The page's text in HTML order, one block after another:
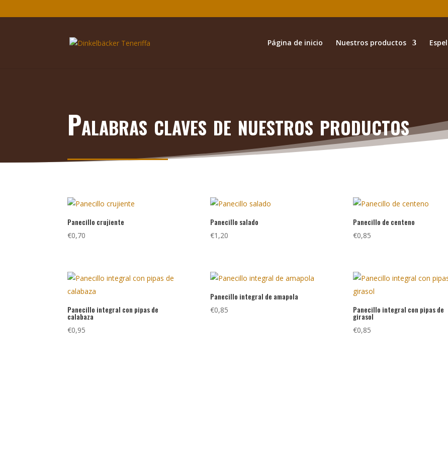
Página de inicio Nuestros productos
Palabras claves de nuestros productos
Panecillo crujiente
€0,70
Panecillo salado
€1,20
Panecillo de centeno
€0,85
Panecillo integral con pipas de
calabaza
€0,95
Panecillo integral de amapola
€0,85 Panecillo integral con pipas de
girasol
€0,85